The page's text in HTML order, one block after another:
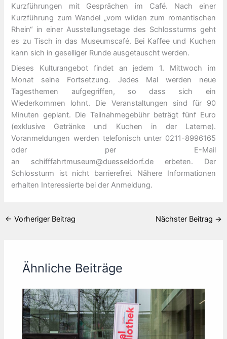
Kurzführungen mit Gesprächen im Café. Nach einer
Kurzführung zum Wandel „vom wilden zum romantischen
Rhein“ in einer Ausstellungsetage des Schlossturms geht
es zu Tisch in das Museumscafé. Bei Kaffee und Kuchen
kann sich in geselliger Runde ausgetauscht werden.
Dieses Kulturangebot findet an jedem 1. Mittwoch im
Monat seine Fortsetzung. Jedes Mal werden neue
Tagesthemen aufgegriffen, so dass sich ein
Wiederkommen lohnt. Die Veranstaltungen sind für 90
Minuten geplant. Die Teilnahmegebühr beträgt fünf Euro
(exklusive Getränke und Kuchen in der Laterne).
Voranmeldungen werden telefonisch unter 0211-8996165
oder per E-Mail
an schifffahrtmuseum@duesseldorf.de erbeten. Der
Schlossturm ist nicht barrierefrei. Nähere Informationen
erhalten Interessierte bei der Anmeldung.
← Vorheriger Beitrag Nächster Beitrag →
Ähnliche Beiträge